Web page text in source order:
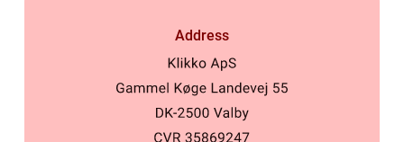
Address